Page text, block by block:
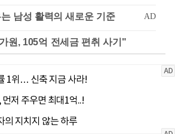
원, 105억 전세금 편취 사기"